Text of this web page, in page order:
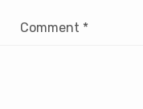
Comment *